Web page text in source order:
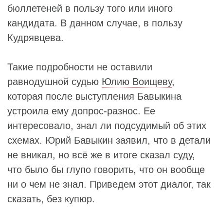
бюллетеней в пользу того или иного
кандидата. В данном случае, в пользу
Кудрявцева.
Такие подробности не оставили
равнодушной судью Юлию Воищеву,
которая после выступления Бавыкина
устроила ему допрос-разнос. Ее
интересовало, знал ли подсудимый об этих
схемах. Юрий Бавыкин заявил, что в детали
не вникал, но всё же в итоге сказал суду,
что было бы глупо говорить, что он вообще
ни о чем не знал. Приведем этот диалог, так
сказать, без купюр.